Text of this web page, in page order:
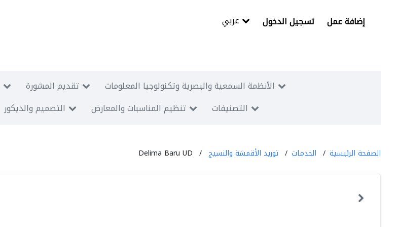
تسجيل الدخول إضافة عمل
تقديم المشورة
الأنظمة السمعية والبصرية وتكنولوجيا المعلومات
التصميم والديكور تنظيم المناسبات والمعارض التصنيفات
الصفحة الرئيسية الخدمات توريد الأقمشة والنسيج Delima Baru UD